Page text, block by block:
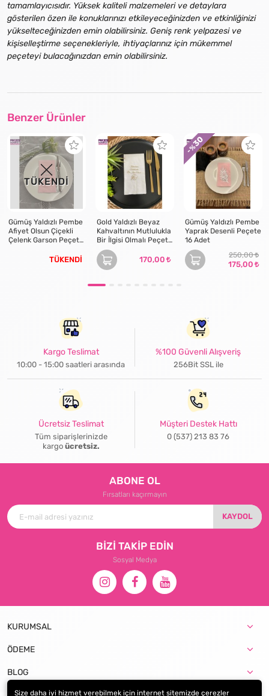
tamamlayıcısıdır. Yüksek kaliteli malzemeleri ve detaylara
gösterilen özen ile konuklarınızı etkileyeceğinizden ve etkinliğinizi
yükselteceğinizden emin olabilirsiniz. Geniş renk yelpazesi ve
kişiselleştirme seçenekleriyle, ihtiyaçlarınız için mükemmel
peçeteyi bulacağınızdan emin olabilirsiniz.
Benzer Ürünler
TÜKENDİ
Gümüş Yaldızlı Pembe
Afiyet Olsun Çiçekli
Çelenk Garson Peçete
TÜKENDİ
Gold Yaldızlı Beyaz
Kahvaltının Mutlulukla
Bir İlgisi Olmalı Peçete
16 Adet
170,00
Gümüş Yaldızlı Pembe
Yaprak Desenli Peçete
16 Adet
250,00
175,00
- %
30
Kargo Teslimat
10:00 - 15:00 saatleri arasında
%100 Güvenli Alışveriş
256Bit SSL ile
Ücretsiz Teslimat
Tüm siparişlerinizde
kargo ücretsiz.
Müşteri Destek Hattı
0 (537) 213 83 76
ABONE OL
Fırsatları kaçırmayın
KAYDOL
BİZİ TAKİP EDİN
Sosyal Medya
KURUMSAL
ÖDEME
BLOG
Size daha iyi hizmet verebilmek için internet sitemizde çerezler